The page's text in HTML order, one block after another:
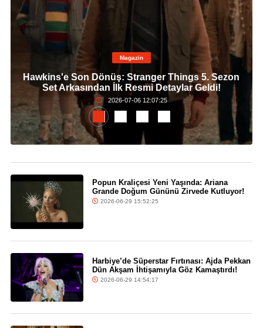
Magazin
Hawkins'e Son Dönüş: Stranger Things 5. Sezon
Set Arkasından İlk Resmi Detaylar Geldi!
2026-07-06 12:07:25
Popun Kraliçesi Yeni Yaşında: Ariana
Grande Doğum Gününü Zirvede Kutluyor!
2026-06-29 15:52:25
Harbiye’de Süperstar Fırtınası: Ajda Pekkan
Dün Akşam İhtişamıyla Göz Kamaştırdı!
2026-06-29 14:54:17